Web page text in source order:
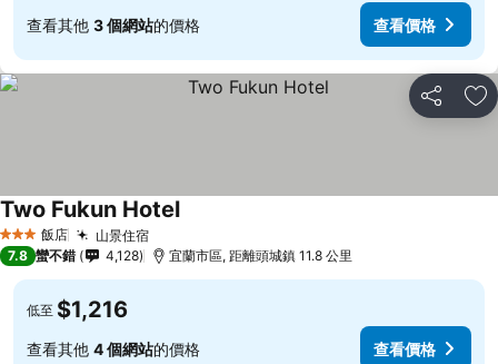
查看其他 3 個網站的價格 查看價格
分享 加
3 星級 飯店 山景住宿查看價格
Two Fukun Hotel查看價格
7.8 蠻不錯 4,128 宜蘭市區, 距離頭城鎮 11.8 公里
低至 $1,216
查看其他 4 個網站的價格 查看價格